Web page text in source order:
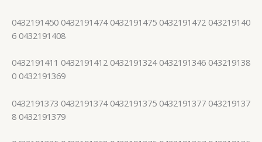
0432191450 0432191474 0432191475 0432191472 043219140
6 0432191408
0432191411 0432191412 0432191324 0432191346 043219138
0 0432191369
0432191373 0432191374 0432191375 0432191377 043219137
8 0432191379